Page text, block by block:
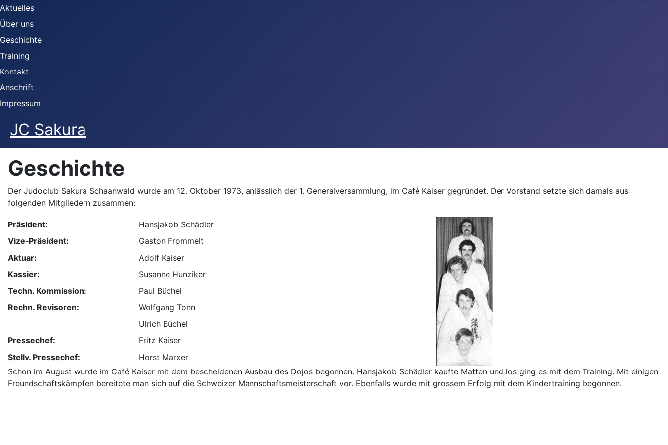
Aktuelles
Über uns
Geschichte
Training
Kontakt
Anschrift
Impressum
JC Sakura
Geschichte
Der Judoclub Sakura Schaanwald wurde am 12. Oktober 1973, anlässlich der 1. Generalversammlung, im Café Kaiser gegründet. Der Vorstand setzte sich damals aus
folgenden Mitgliedern zusammen:
Präsident:
Hansjakob Schädler
Vize‑Präsident:
Gaston Frommelt
Aktuar:
Adolf Kaiser
Kassier:
Susanne Hunziker
Techn. Kommission:
Paul Büchel
Rechn. Revisoren:
Wolfgang Tonn
Ulrich Büchel
Pressechef:
Fritz Kaiser
Stellv. Pressechef:
Horst Marxer
Schon im August wurde im Café Kaiser mit dem bescheidenen Ausbau des Dojos begonnen. Hansjakob Schädler kaufte Matten und los ging es mit dem Training. Mit einigen
Freundschaftskämpfen bereitete man sich auf die Schweizer Mannschaftsmeisterschaft vor. Ebenfalls wurde mit grossem Erfolg mit dem Kindertraining begonnen.